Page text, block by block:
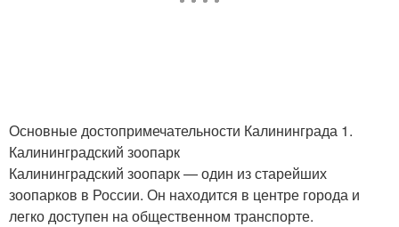
Основные достопримечательности Калининграда 1.
Калининградский зоопарк
Калининградский зоопарк — один из старейших
зоопарков в России. Он находится в центре города и
легко доступен на общественном транспорте.